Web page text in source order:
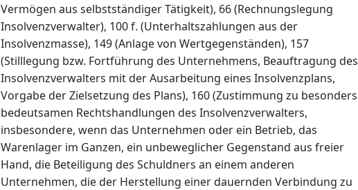
Vermögen aus selbstständiger Tätigkeit), 66 (Rechnungslegung
Insolvenzverwalter), 100 f. (Unterhaltszahlungen aus der
Insolvenzmasse), 149 (Anlage von Wertgegenständen), 157
(Stilllegung bzw. Fortführung des Unternehmens, Beauftragung des
Insolvenzverwalters mit der Ausarbeitung eines Insolvenzplans,
Vorgabe der Zielsetzung des Plans), 160 (Zustimmung zu besonders
bedeutsamen Rechtshandlungen des Insolvenzverwalters,
insbesondere, wenn das Unternehmen oder ein Betrieb, das
Warenlager im Ganzen, ein unbeweglicher Gegenstand aus freier
Hand, die Beteiligung des Schuldners an einem anderen
Unternehmen, die der Herstellung einer dauernden Verbindung zu